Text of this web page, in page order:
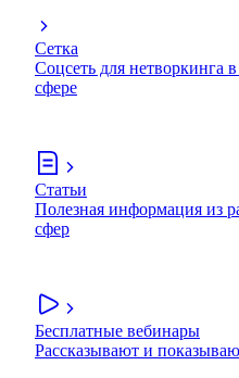
Сетка
Соцсеть для нетворкинга
сфере
Статьи
Полезная информация из
сфер
Бесплатные вебинары
Рассказывают и